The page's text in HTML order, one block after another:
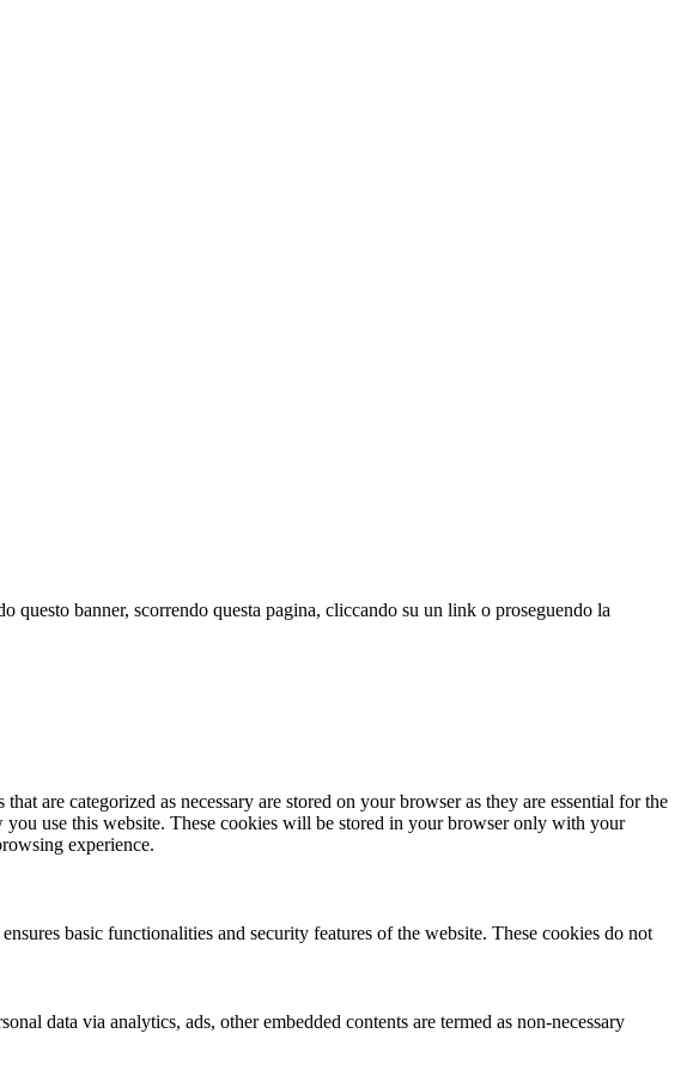
banner, scorrendo questa pagina, cliccando su un link o proseguendo la
are categorized as necessary are stored on your browser as they are essential for the
use this website. These cookies will be stored in your browser only with your
experience.
basic functionalities and security features of the website. These cookies do not
data via analytics, ads, other embedded contents are termed as non-necessary